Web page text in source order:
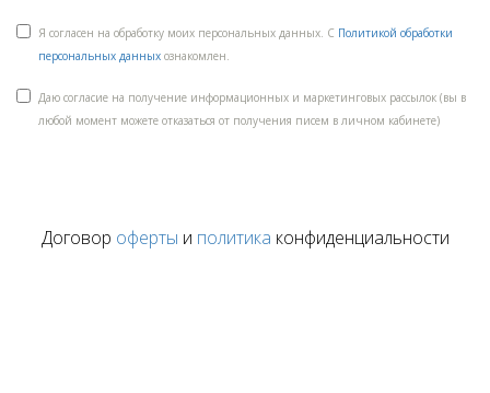
Я согласен на обработку моих персональных данных. С Политикой обработки
персональных данных ознакомлен.
Даю согласие на получение информационных и маркетинговых рассылок (вы в
любой момент можете отказаться от получения писем в личном кабинете)
Договор оферты и политика конфиденциальности